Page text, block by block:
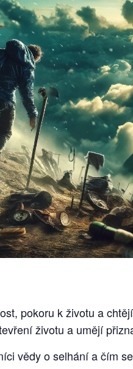
pokoru k životu a
životu a umějí
vědy o selhání a čím